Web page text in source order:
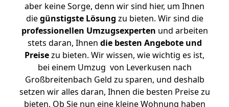
aber keine Sorge, denn wir sind hier, um Ihnen
diegünstigste Lösung zu bieten. Wir sind die
professionellen Umzugsexperten und arbeiten
stets daran, Ihnen die besten Angebote und
Preisezu bieten. Wir wissen, wie wichtig es ist,
bei einem Umzug von Leverkusen nach
Großbreitenbach Geld zu sparen, und deshalb
setzen wir alles daran, Ihnen die besten Preise zu
bieten. Ob Sie nun eine kleine Wohnung haben